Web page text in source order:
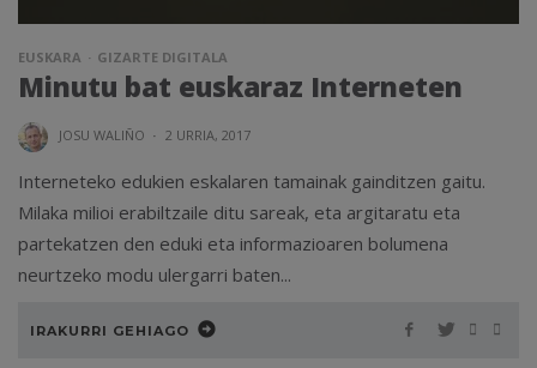
EUSKARA GIZARTE DIGITALA
Minutu bat euskaraz Interneten
JOSU WALIÑO · 2 URRIA, 2017
Interneteko edukien eskalaren tamainak gainditzen gaitu.
Milaka milioi erabiltzaile ditu sareak, eta argitaratu eta
partekatzen den eduki eta informazioaren bolumena
neurtzeko modu ulergarri baten...
IRAKURRI GEHIAGO